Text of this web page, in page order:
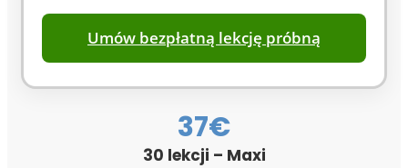
Umów bezpłatną lekcję próbną
37€
30 lekcji – Maxi